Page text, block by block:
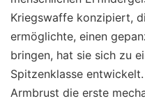
Kriegswaffe konzipiert,
ermöglichte, einen
bringen, hat sie sich zu
Spitzenklasse
Armbrust die erste